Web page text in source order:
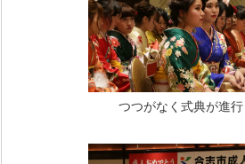
つつがなく式典が進